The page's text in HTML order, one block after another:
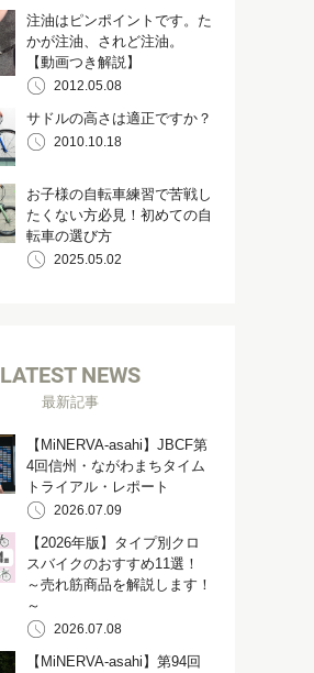
注油はピンポイントです。た
かが注油、されど注油。
【動画つき解説】
2012.05.08
サドルの高さは適正ですか？
2010.10.18
お子様の自転車練習で苦戦し
たくない方必見！初めての自
転車の選び方
2025.05.02
LATEST NEWS
最新記事
【MiNERVA-asahi】JBCF第
4回信州・ながわまちタイム
トライアル・レポート
2026.07.09
【2026年版】タイプ別クロ
スバイクのおすすめ11選！
～売れ筋商品を解説します！
～
2026.07.08
【MiNERVA-asahi】第94回